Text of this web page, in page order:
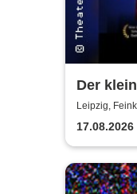
Der
Herzen
Leipzig,